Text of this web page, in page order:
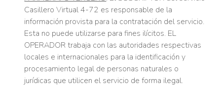
Casillero Virtual 4-72 es responsable de la
información provista para la contratación del servicio.
Esta no puede utilizarse para fines ilícitos. EL
OPERADOR trabaja con las autoridades respectivas
locales e internacionales para la identificación y
procesamiento legal de personas naturales o
jurídicas que utilicen el servicio de forma ilegal.